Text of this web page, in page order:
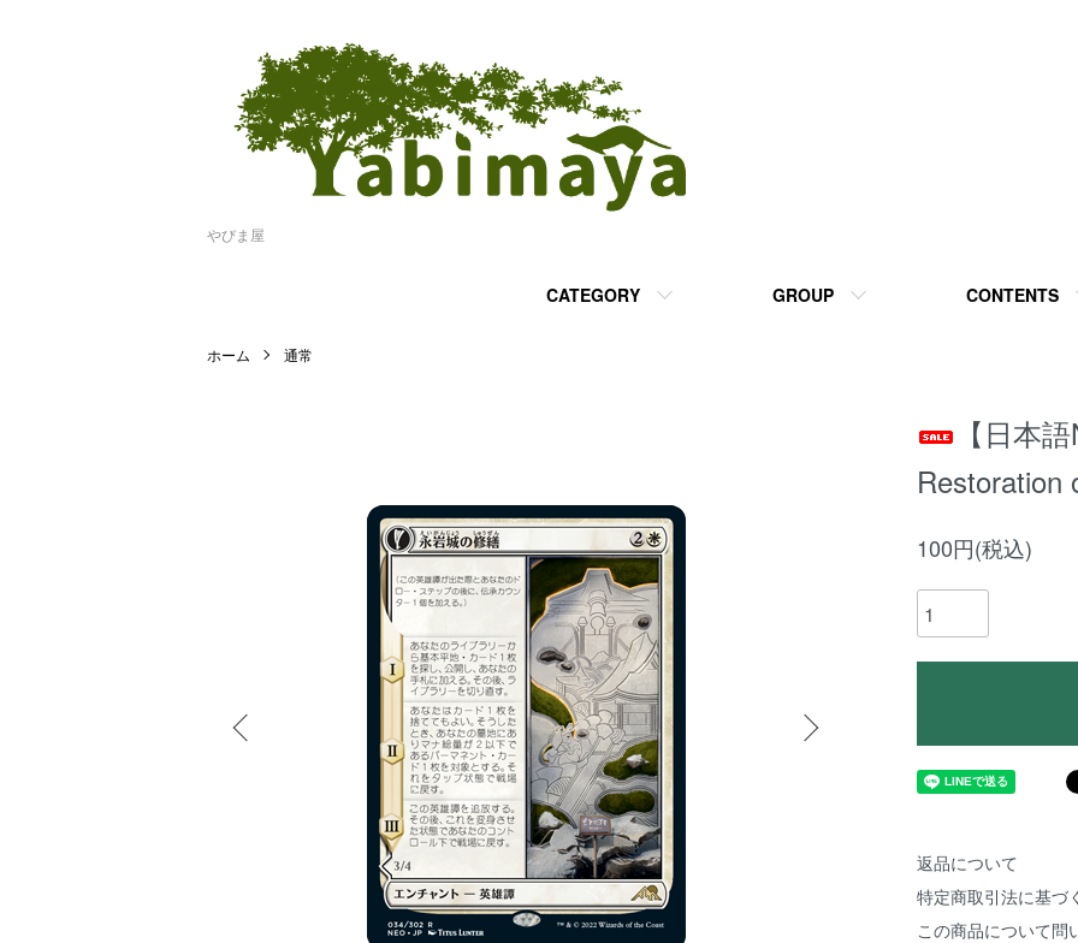
やびま屋
CATEGORY GROUP CONTENTS
ホーム 通常
【日本
Restoration
100円(税込)
返品について
特定商取引法に基づ
この商品について問